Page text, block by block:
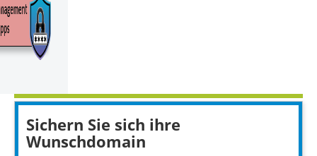
Webseite & Webshop
Ankauf
Sichern Sie sich ihre
Wunschdomain